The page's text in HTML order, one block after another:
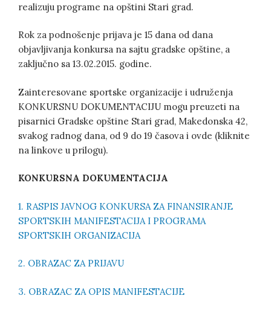
realizuju programe na opštini Stari grad.
Rok za podnošenje prijava je 15 dana od dana
objavljivanja konkursa na sajtu gradske opštine, a
zaključno sa 13.02.2015. godine.
Zainteresovane sportske organizacije i udruženja
KONKURSNU DOKUMENTACIJU mogu preuzeti na
pisarnici Gradske opštine Stari grad, Makedonska 42,
svakog radnog dana, od 9 do 19 časova i ovde (kliknite
na linkove u prilogu).
KONKURSNA DOKUMENTACIJA
1. RASPIS JAVNOG KONKURSA ZA FINANSIRANJE
SPORTSKIH MANIFESTACIJA I PROGRAMA
SPORTSKIH ORGANIZACIJA
2. OBRAZAC ZA PRIJAVU
3. OBRAZAC ZA OPIS MANIFESTACIJE